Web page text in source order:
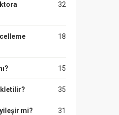
32
18
15
35
31
mi?